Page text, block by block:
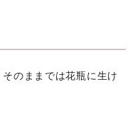
のままでは花瓶に生け